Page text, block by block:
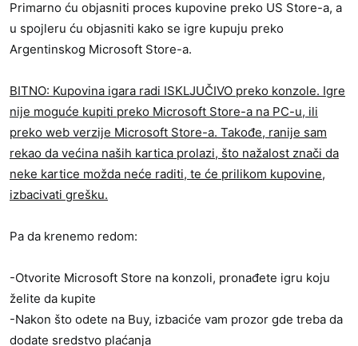
Primarno ću objasniti proces kupovine preko US Store-a, a
u spojleru ću objasniti kako se igre kupuju preko
Argentinskog Microsoft Store-a.
BITNO: Kupovina igara radi ISKLJUČIVO preko konzole. Igre
nije moguće kupiti preko Microsoft Store-a na PC-u, ili
preko web verzije Microsoft Store-a. Takođe, ranije sam
rekao da većina naših kartica prolazi, što nažalost znači da
neke kartice možda neće raditi, te će prilikom kupovine,
izbacivati grešku.
Pa da krenemo redom:
-Otvorite Microsoft Store na konzoli, pronađete igru koju
želite da kupite
-Nakon što odete na Buy, izbaciće vam prozor gde treba da
dodate sredstvo plaćanja